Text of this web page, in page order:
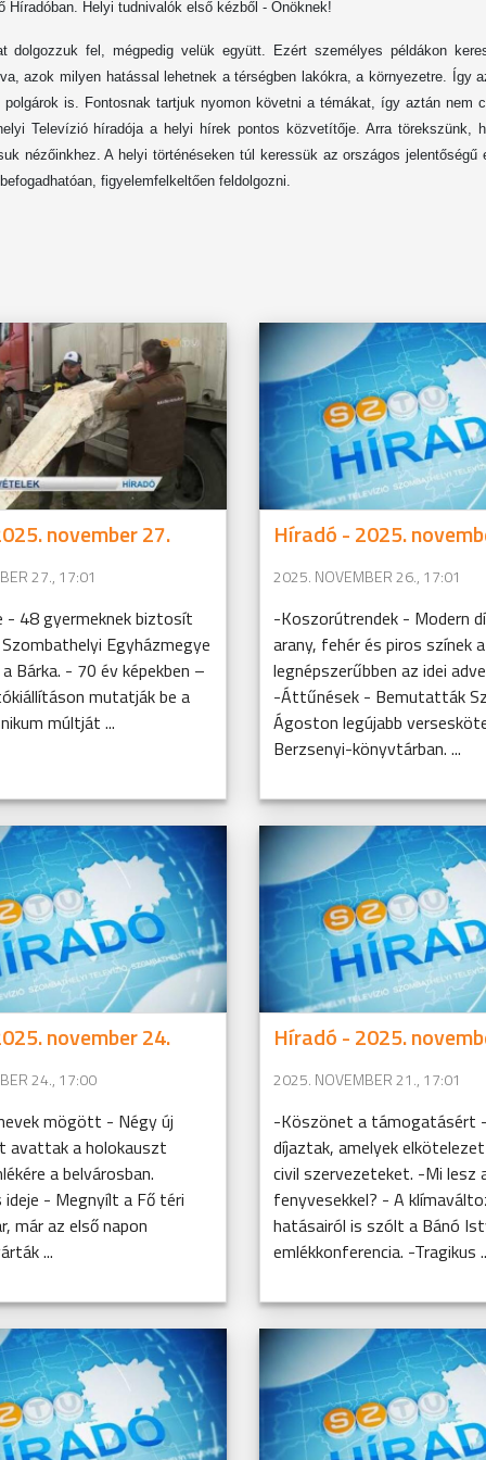
Helyi tudnivalók első kézből - Önöknek!
fel, mégpedig velük együtt. Ezért személyes példákon
azok milyen hatással lehetnek a térségben lakókra, a környezetre. Így
is. Fontosnak tartjuk nyomon követni a témákat, így aztán nem
Televízió híradója a helyi hírek pontos közvetítője. Arra törekszünk,
nézőinkhez. A helyi történéseken túl keressük az országos jelentőségű
figyelemfelkeltően feldolgozni.
november 27.
27., 17:01
- 48 gyermeknek biztosít
Egyházmegye
Bárka. - 70 év képekben –
mutatják be a
múltját ...
Híradó - 2025.
2025. NOVEMBER 26., 17:01
-Koszorútrendek - Modern
arany, fehér és piros színek a
legnépszerűbben az idei
-Áttűnések - Bemutatták
Ágoston legújabb
Berzsenyi-könyvtárban. ...
november 24.
24., 17:00
mögött - Négy új
avattak a holokauszt
a belvárosban.
ideje - Megnyílt a Fő téri
már az első napon
...
Híradó - 2025.
2025. NOVEMBER 21., 17:01
-Köszönet a támogatásért
díjaztak, amelyek
civil szervezeteket. -Mi lesz
fenyvesekkel? - A
hatásairól is szólt a Bánó
emlékkonferencia. -Tragikus